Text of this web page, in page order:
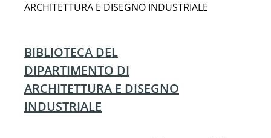
ARCHITETTURA E DISEGNO INDUSTRIALE
BIBLIOTECA DEL
DIPARTIMENTO DI
ARCHITETTURA E DISEGNO
INDUSTRIALE